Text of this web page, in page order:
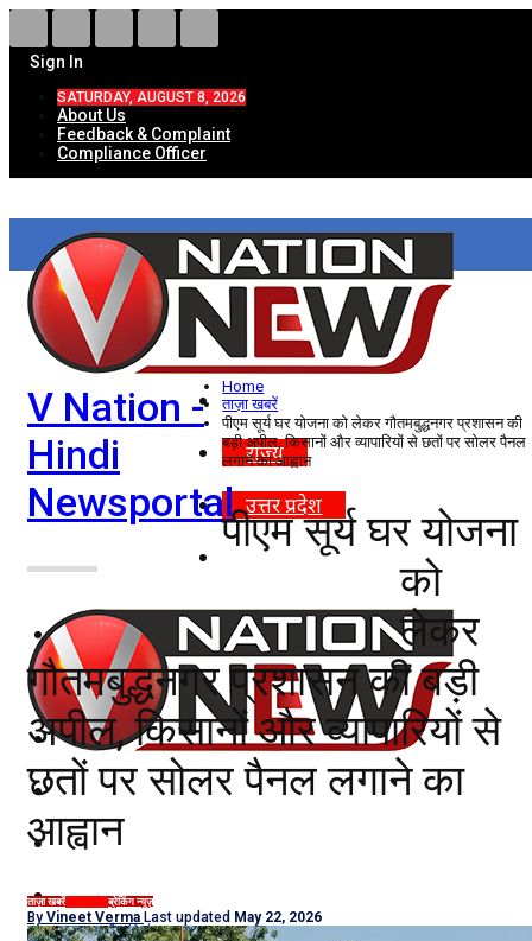
Sign In
SATURDAY, AUGUST 8, 2026
About Us
Feedback & Complaint
Compliance Officer
V Nation -
Hindi
Newsportal
HOME
ताज़ा खबरें
देश
विदेश
राज्य
उत्तर प्रदेश
नोएडा
दिल्ली/NCR
राजनीति
कारोबार
खेल
मनोरंजन
शिक्षा
नौकरियां
Home
ताज़ा खबरें
पीएम सूर्य घर योजना को लेकर गौतमबुद्धनगर प्रशासन की
बड़ी अपील, किसानों और व्यापारियों से छतों पर सोलर पैनल
लगाने का आह्वान
पीएम सूर्य घर योजना
को
लेकर
गौतमबुद्धनगर प्रशासन की बड़ी
अपील, किसानों और व्यापारियों से
छतों पर सोलर पैनल लगाने का
आह्वान
ताज़ा खबरें ब्रेकिंग न्यूज़
By Vineet Verma Last updated May 22, 2026